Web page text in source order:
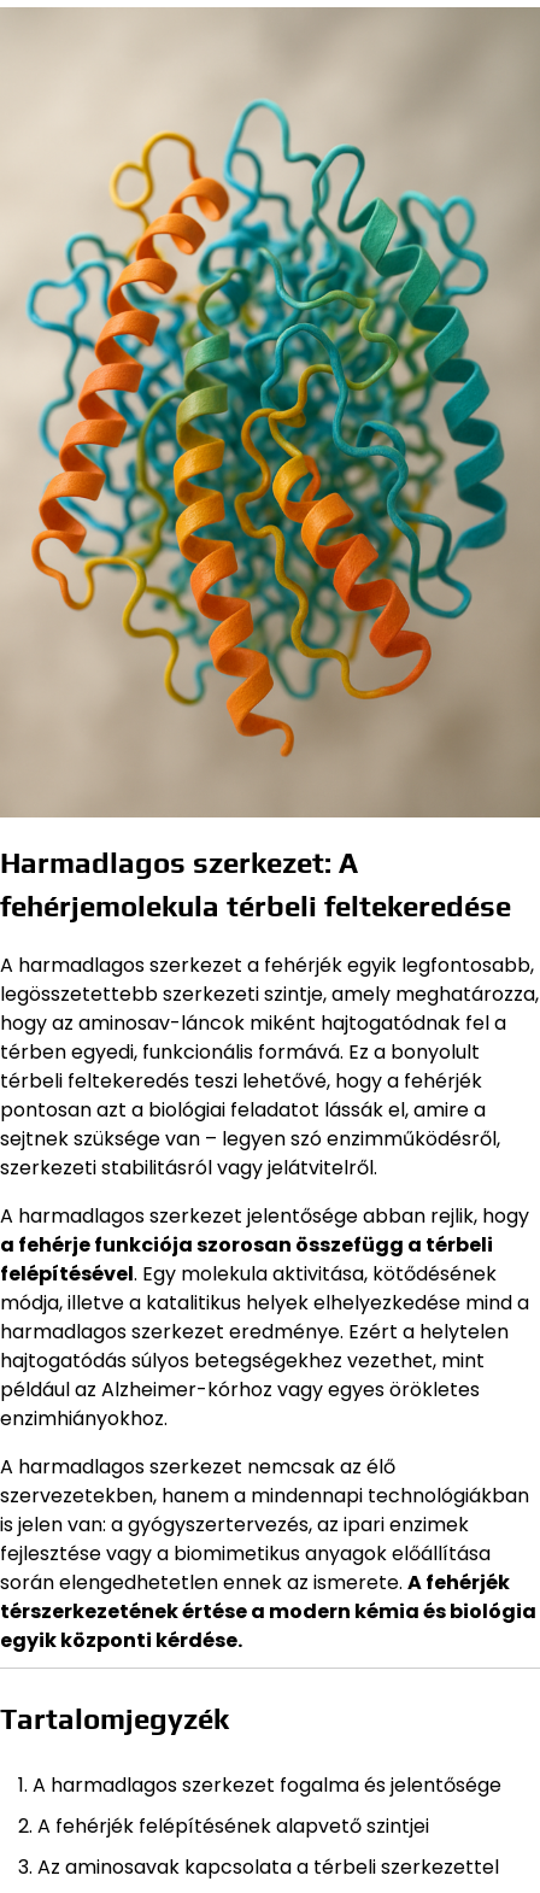
Harmadlagos szerkezet: A
fehérjemolekula térbeli feltekeredése
A harmadlagos szerkezet a fehérjék egyik legfontosabb,
legösszetettebb szerkezeti szintje, amely meghatározza,
hogy az aminosav-láncok miként hajtogatódnak fel a
térben egyedi, funkcionális formává. Ez a bonyolult
térbeli feltekeredés teszi lehetővé, hogy a fehérjék
pontosan azt a biológiai feladatot lássák el, amire a
sejtnek szüksége van – legyen szó enzimműködésről,
szerkezeti stabilitásról vagy jelátvitelről.
A harmadlagos szerkezet jelentősége abban rejlik, hogy
a fehérje funkciója szorosan összefügg a térbeli
felépítésével. Egy molekula aktivitása, kötődésének
módja, illetve a katalitikus helyek elhelyezkedése mind a
harmadlagos szerkezet eredménye. Ezért a helytelen
hajtogatódás súlyos betegségekhez vezethet, mint
például az Alzheimer-kórhoz vagy egyes örökletes
enzimhiányokhoz.
A harmadlagos szerkezet nemcsak az élő
szervezetekben, hanem a mindennapi technológiákban
is jelen van: a gyógyszertervezés, az ipari enzimek
fejlesztése vagy a biomimetikus anyagok előállítása
során elengedhetetlen ennek az ismerete. A fehérjék
térszerkezetének értése a modern kémia és biológia
egyik központi kérdése.
Tartalomjegyzék
A harmadlagos szerkezet fogalma és jelentősége
A fehérjék felépítésének alapvető szintjei
Az aminosavak kapcsolata a térbeli szerkezettel